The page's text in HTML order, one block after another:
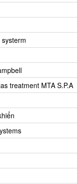
Vietnam
Nam
treatment MTA S.P.A